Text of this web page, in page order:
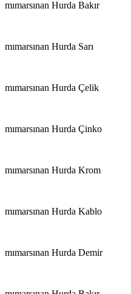
mımarsınan Hurda Bakır
mımarsınan Hurda Sarı
mımarsınan Hurda Çelik
mımarsınan Hurda Çinko
mımarsınan Hurda Krom
mımarsınan Hurda Kablo
mımarsınan Hurda Demir